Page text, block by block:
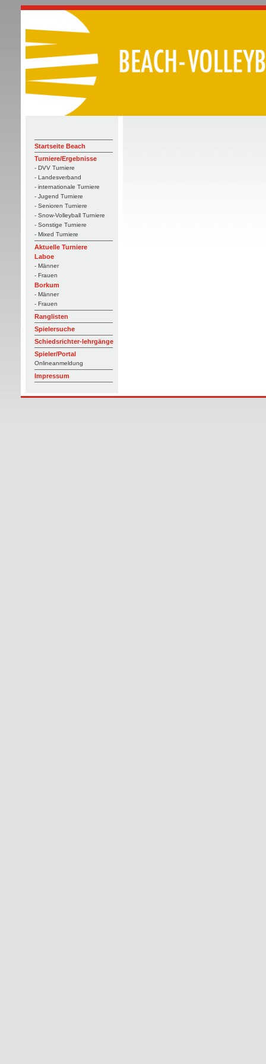
Startseite Beach
Turniere/Ergebnisse
- DVV Turniere
- Landesverband
- internationale Turniere
- Jugend Turniere
- Senioren Turniere
- Snow-Volleyball Turniere
- Sonstige Turniere
- Mixed Turniere
Aktuelle Turniere
Laboe
- Männer
- Frauen
Borkum
- Männer
- Frauen
Ranglisten
Spielersuche
Schiedsrichter-lehrgänge
Spieler/Portal
Onlineanmeldung
Impressum